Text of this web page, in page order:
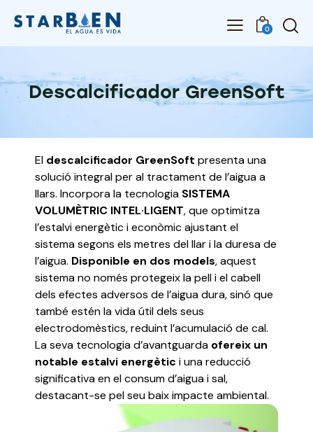
0
Descalcificador GreenSoft
El descalcificador GreenSoft presenta una
solució integral per al tractament de l’aigua a
llars. Incorpora la tecnologia SISTEMA
VOLUMÈTRIC INTEL·LIGENT, que optimitza
l’estalvi energètic i econòmic ajustant el
sistema segons els metres del llar i la duresa de
l’aigua. Disponible en dos models, aquest
sistema no només protegeix la pell i el cabell
dels efectes adversos de l’aigua dura, sinó que
també estén la vida útil dels seus
electrodomèstics, reduint l’acumulació de cal.
La seva tecnologia d’avantguarda ofereix un
notable estalvi energètic i una reducció
significativa en el consum d’aigua i sal,
destacant-se pel seu baix impacte ambiental.